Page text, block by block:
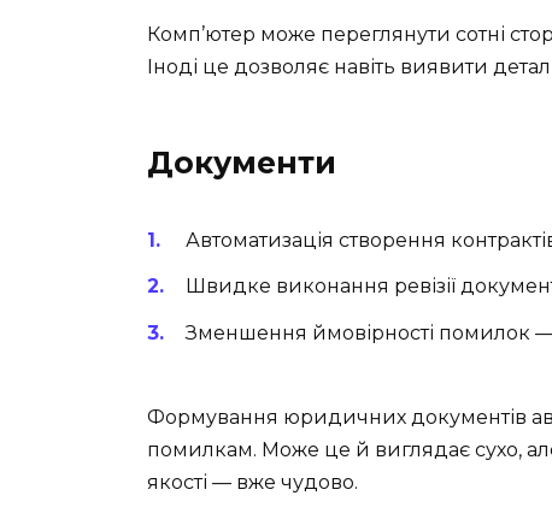
Комп’ютер може переглянути сотні
Іноді це дозволяє навіть виявити
Документи
Автоматизація створення
Швидке виконання ревізії
Зменшення ймовірності помилок —
Формування юридичних документів
помилкам. Може це й виглядає сухо,
якості — вже чудово.